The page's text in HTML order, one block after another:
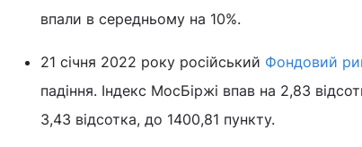
впали в середньому на 10%.
21 січня 2022 року російський Фондовий
падіння. Індекс МосБіржі впав на 2,83
3,43 відсотка, до 1400,81 пункту.